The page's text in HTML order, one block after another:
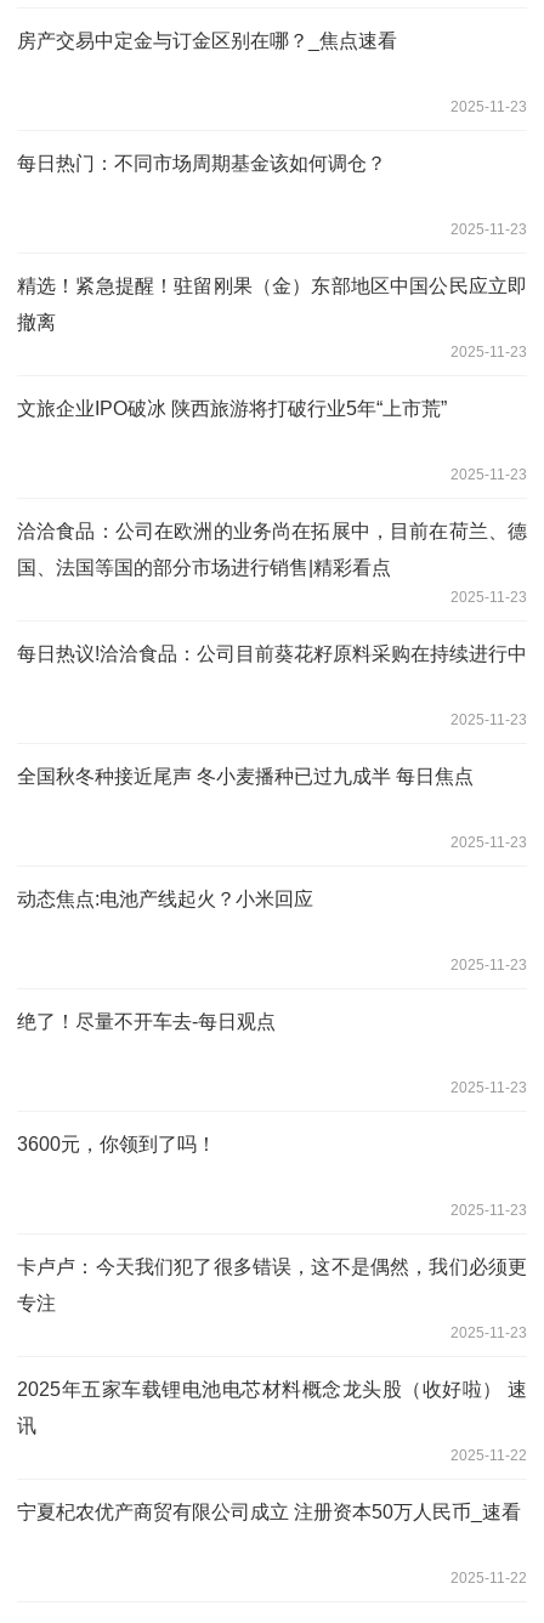
房产交易中定金与订金区别在哪？_焦点速看
2025-11-23
每日热门：不同市场周期基金该如何调仓？
2025-11-23
精选！紧急提醒！驻留刚果（金）东部地区中国公民应立即
撤离
2025-11-23
文旅企业IPO破冰 陕西旅游将打破行业5年“上市荒”
2025-11-23
洽洽食品：公司在欧洲的业务尚在拓展中，目前在荷兰、德
国、法国等国的部分市场进行销售|精彩看点
2025-11-23
每日热议!洽洽食品：公司目前葵花籽原料采购在持续进行中
2025-11-23
全国秋冬种接近尾声 冬小麦播种已过九成半 每日焦点
2025-11-23
动态焦点:电池产线起火？小米回应
2025-11-23
绝了！尽量不开车去-每日观点
2025-11-23
3600元，你领到了吗！
2025-11-23
卡卢卢：今天我们犯了很多错误，这不是偶然，我们必须更
专注
2025-11-23
2025年五家车载锂电池电芯材料概念龙头股（收好啦） 速
讯
2025-11-22
宁夏杞农优产商贸有限公司成立 注册资本50万人民币_速看
2025-11-22